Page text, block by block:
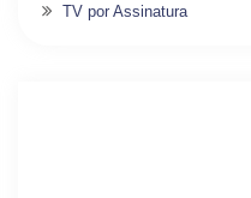
TV por Assinatura